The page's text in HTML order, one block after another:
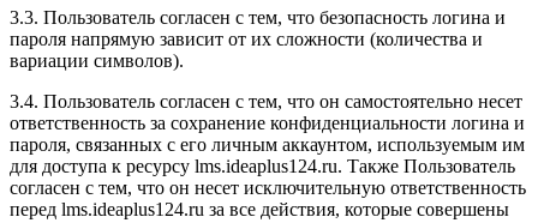
3.3. Пользователь согласен с тем, что безопасность логина и
пароля напрямую зависит от их сложности (количества и
вариации символов).
3.4. Пользователь согласен с тем, что он самостоятельно несет
ответственность за сохранение конфиденциальности логина и
пароля, связанных с его личным аккаунтом, используемым им
для доступа к ресурсу lms.ideaplus124.ru. Также Пользователь
согласен с тем, что он несет исключительную ответственность
перед lms.ideaplus124.ru за все действия, которые совершены